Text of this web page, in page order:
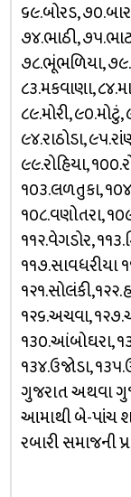
૬૯.બોરડ,
૭૪.ભાઠી,
૭૮.ભૂંભળિયા,
૮૩.મકવાણા,
૮૯.મોરી,
૯૪.રાઠોડા,
૯૯.રોહિયા,
૧૦૩.લળતુકા,
૧૦૮.વણોતરા,
૧૧૨.વેગડોર,
૧૧૭.સાવધરીયા
૧૨૬.અચવા,
૧૩૦.આંબોઘરા,
૧૩૪.ઉજોડા,
ગુજરાત અથવા
આમાથી બે-પાંચ
રબારી સમાજની